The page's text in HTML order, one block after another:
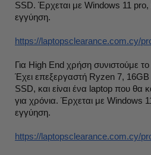
SSD. Έρχεται με Windows 11 pro,
εγγύηση.
https://laptopsclearance.com.cy/
Για High End χρήση συνιστούμε
Έχει επεξεργαστή Ryzen 7,
SSD, και είναι ένα laptop που θα
για χρόνια. Έρχεται με Windows
εγγύηση.
https://laptopsclearance.com.cy/